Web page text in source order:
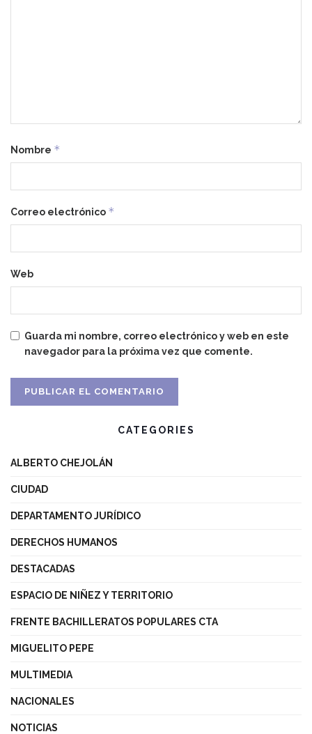
Nombre *
Correo electrónico *
Web
Guarda mi nombre, correo electrónico y web en este
navegador para la próxima vez que comente.
CATEGORIES
ALBERTO CHEJOLÁN
CIUDAD
DEPARTAMENTO JURÍDICO
DERECHOS HUMANOS
DESTACADAS
ESPACIO DE NIÑEZ Y TERRITORIO
FRENTE BACHILLERATOS POPULARES CTA
MIGUELITO PEPE
MULTIMEDIA
NACIONALES
NOTICIAS